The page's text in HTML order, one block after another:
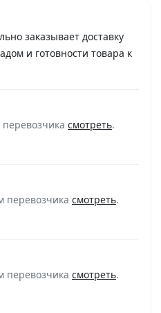
заказывает доставку
и готовности товара к
смотреть.
перевозчика смотреть.
перевозчика смотреть.